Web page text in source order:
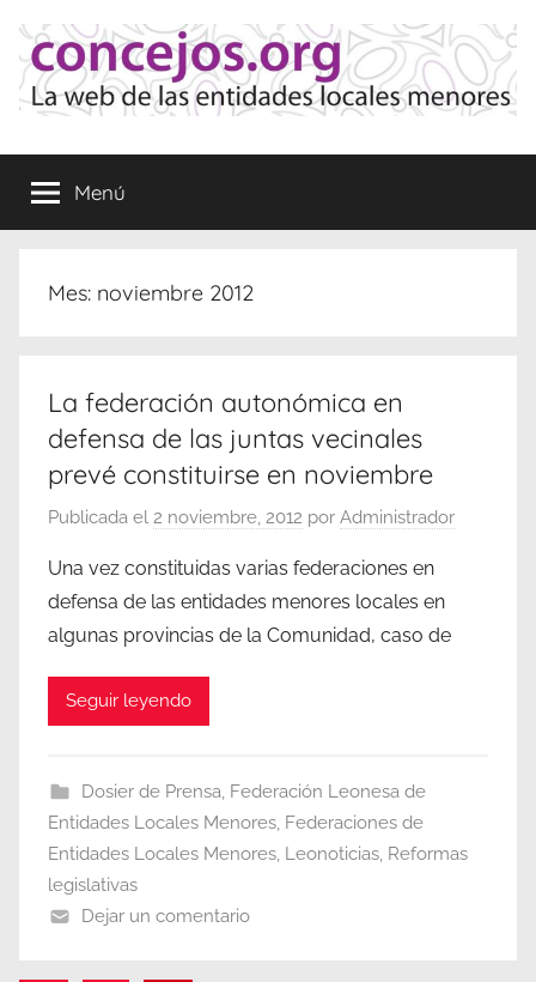
contenido
Concejos
de
las
Locales
Menú
Mes: noviembre 2012
La federación autonómica en
defensa de las juntas vecinales
prevé constituirse en noviembre
Publicada el 2 noviembre, 2012 por Administrador
Una vez constituidas varias federaciones en
defensa de las entidades menores locales en
algunas provincias de la Comunidad, caso de
Seguir leyendo
Dosier de Prensa, Federación Leonesa de
Entidades Locales Menores, Federaciones de
Entidades Locales Menores, Leonoticias, Reformas
legislativas
Dejar un comentario